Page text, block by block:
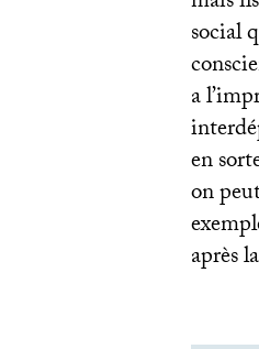
social
a
en
on
après